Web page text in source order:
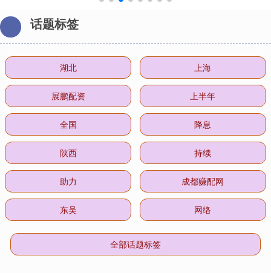
话题标签
湖北 上海
展鹏配资 上半年
全国 降息
陕西 持续
助力 成都赚配网
东吴 网络
全部话题标签